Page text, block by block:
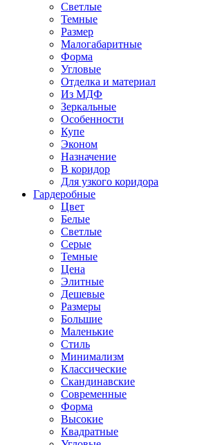
Светлые
Темные
Размер
Малогабаритные
Форма
Угловые
Отделка и материал
Из МДФ
Зеркальные
Особенности
Купе
Эконом
Назначение
В коридор
Для узкого коридора
Гардеробные
Цвет
Белые
Светлые
Серые
Темные
Цена
Элитные
Дешевые
Размеры
Большие
Маленькие
Стиль
Минимализм
Классические
Скандинавские
Современные
Форма
Высокие
Квадратные